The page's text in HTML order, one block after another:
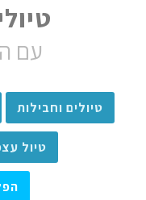
עם
טיולים וחבילות
טיול